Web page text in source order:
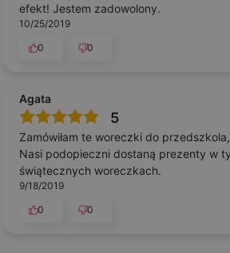
efekt! Jestem zadowolony.
10/25/2019
0
0
Agata
5
Zamówiłam te woreczki do
Nasi podopieczni dostaną prezenty w
świątecznych woreczkach.
9/18/2019
0
0